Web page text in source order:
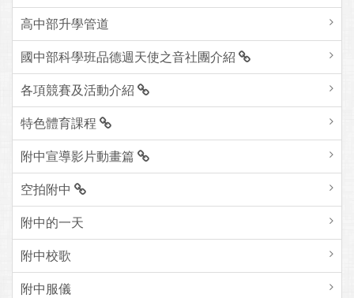
高中部升學管道
國中部科學班品德週天使之音社團介紹
各項競賽及活動介紹
特色體育課程
附中宣導影片動畫篇
空拍附中
附中的一天
附中校歌
附中服儀